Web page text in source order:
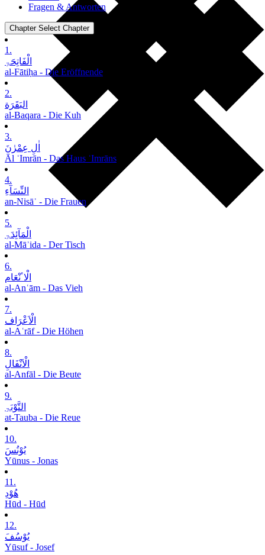
Fragen & Antworten
Chapter Select Chapter
1.
الْفَاتِحَۃِ
al-Fātiḥa - Die Eröffnende
2.
البَقَرَة
al-Baqara - Die Kuh
3.
اٰلِ عِمْرٰنَ
Āl ʿImrān - Das Haus ʿImrāns
4.
النِّسَآءِ
an-Nisāʾ - Die Frauen
5.
الْمَآئِدَۃِ
al-Māʾida - Der Tisch
6.
الْاٴنْعَام
al-Anʿām - Das Vieh
7.
الْاَعْرَاف
al-Aʿrāf - Die Höhen
8.
الْاَنْفَالِ
al-Anfāl - Die Beute
9.
التَّوْبَۃِ
at-Tauba - Die Reue
10.
یُوْنُسَ
Yūnus - Jonas
11.
ھُوْدِ
Hūd - Hūd
12.
یُوْسُفَ
Yūsuf - Josef